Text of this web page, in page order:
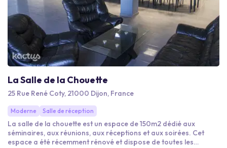
La Salle de la Chouette
25 Rue René Coty, 21000 Dijon, France
Moderne Salle de réception
La salle de la chouette est un espace de 150m2 dédié aux
séminaires, aux réunions, aux réceptions et aux soirées. Cet
espace a été récemment rénové et dispose de toutes les